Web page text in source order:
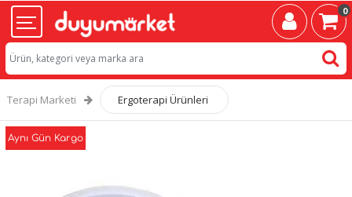
0
Terapi Marketi Ergoterapi Ürünleri
Aynı Gün Kargo